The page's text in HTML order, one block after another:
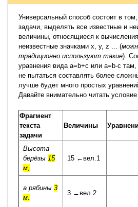
Универсальный способ состоит в
задачи, выделять все известные и
величины, относящиеся к
неизвестные значками x, y, z ... (
традиционно используют такие).
уравнения вида a=b+c или a=b-c
не пытаться составлять более
лучше будет много простых
Давайте внимательно читать
Фрагмент
текста
задачи
Величины
Высота
берёзы 15
м,
15 ←вел.1
а рябины 3
м.
3 ←вел.2